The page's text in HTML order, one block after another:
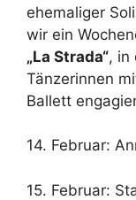
ehemaliger
wir ein
„La Strada“, in
Tänzerinnen
Ballett
14. Februar:
15. Februar: